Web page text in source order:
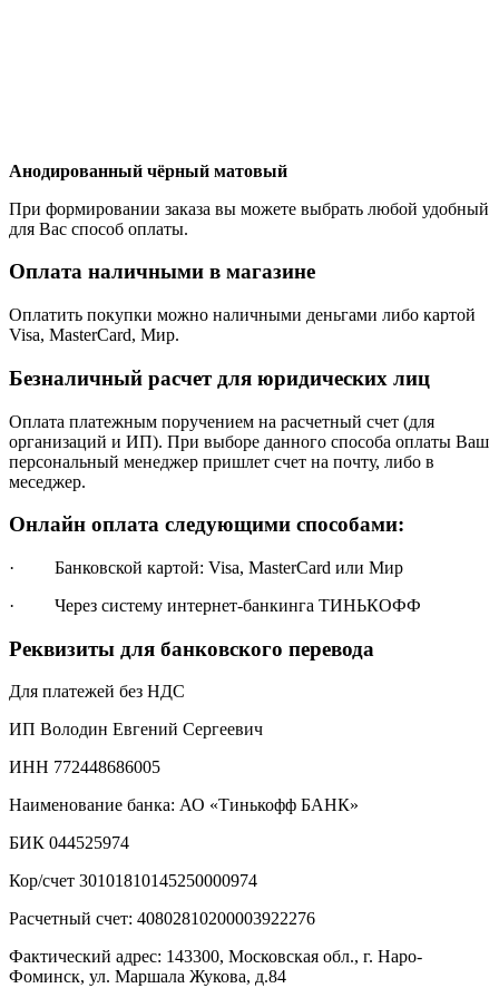
Анодированный чёрный матовый
При формировании заказа вы можете выбрать любой удобный
для Вас способ оплаты.
Оплата наличными в магазине
Оплатить покупки можно наличными деньгами либо картой
Visa, MasterCard, Мир.
Безналичный расчет для юридических лиц
Оплата платежным поручением на расчетный счет (для
организаций и ИП). При выборе данного способа оплаты Ваш
персональный менеджер пришлет счет на почту, либо в
меседжер.
Онлайн оплата следующими способами:
· Банковской картой: Visa, MasterCard или Мир
· Через систему интернет-банкинга ТИНЬКОФФ
Реквизиты для банковского перевода
Для платежей без НДС
ИП Володин Евгений Сергеевич
ИНН 772448686005
Наименование банка: АО «Тинькофф БАНК»
БИК 044525974
Кор/счет 30101810145250000974
Расчетный счет: 40802810200003922276
Фактический адрес: 143300, Московская обл., г. Наро-
Фоминск, ул. Маршала Жукова, д.84